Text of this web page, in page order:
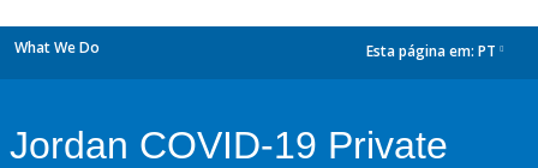
What We Do Esta página em: PT
Jordan COVID-19 Private